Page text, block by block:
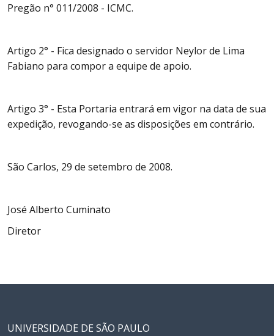
Pregão n° 011/2008 - ICMC.
Artigo 2° - Fica designado o servidor Neylor de Lima
Fabiano para compor a equipe de apoio.
Artigo 3° - Esta Portaria entrará em vigor na data de sua
expedição, revogando-se as disposições em contrário.
São Carlos, 29 de setembro de 2008.
José Alberto Cuminato
Diretor
UNIVERSIDADE DE SÃO PAULO